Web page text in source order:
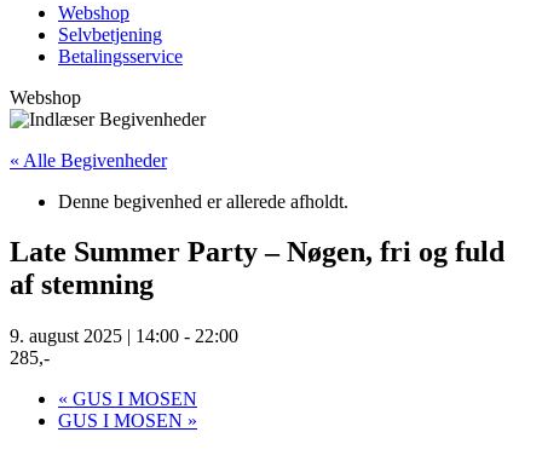
Webshop
Selvbetjening
Betalingsservice
Webshop
« Alle Begivenheder
Denne begivenhed er allerede afholdt.
Late Summer Party – Nøgen, fri og fuld
af stemning
9. august 2025 | 14:00 - 22:00
285,-
« GUS I MOSEN
GUS I MOSEN »